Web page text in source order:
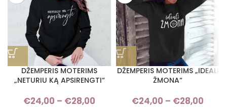
DŽEMPERIS MOTERIMS
„NETURIU KĄ APSIRENGTI“
€24,00 – €28,00
Price range: €24,00 through
DŽEMPERIS MOTERIMS „IDEALI
ŽMONA“
€24,00 – €28,00